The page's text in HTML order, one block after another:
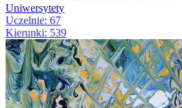
Uniwersytety
Uczelnie: 67
Kierunki: 539